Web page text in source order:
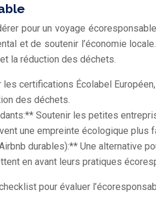
pour un voyage
et de soutenir l’économie
la réduction des déchets.
certifications Écolabel
des déchets.
Soutenir les petites
une empreinte écologique plus
durables):** Une alternative
en avant leurs pratiques
pour évaluer